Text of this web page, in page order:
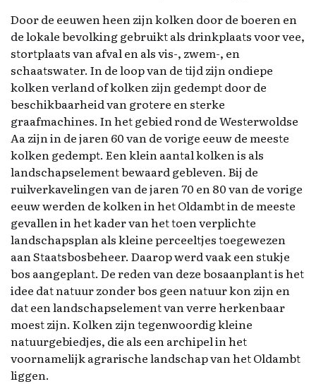
Door de eeuwen heen zijn kolken door de boeren en
de lokale bevolking gebruikt als drinkplaats voor vee,
stortplaats van afval en als vis-, zwem-, en
schaatswater. In de loop van de tijd zijn ondiepe
kolken verland of kolken zijn gedempt door de
beschikbaarheid van grotere en sterke
graafmachines. In het gebied rond de Westerwoldse
Aa zijn in de jaren 60 van de vorige eeuw de meeste
kolken gedempt. Een klein aantal kolken is als
landschapselement bewaard gebleven. Bij de
ruilverkavelingen van de jaren 70 en 80 van de vorige
eeuw werden de kolken in het Oldambt in de meeste
gevallen in het kader van het toen verplichte
landschapsplan als kleine perceeltjes toegewezen
aan Staatsbosbeheer. Daarop werd vaak een stukje
bos aangeplant. De reden van deze bosaanplant is het
idee dat natuur zonder bos geen natuur kon zijn en
dat een landschapselement van verre herkenbaar
moest zijn. Kolken zijn tegenwoordig kleine
natuurgebiedjes, die als een archipel in het
voornamelijk agrarische landschap van het Oldambt
liggen.